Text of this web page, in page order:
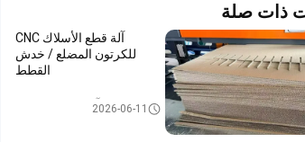
ذات صلة
آلة قطع الأسلاك CNC
للكرتون المضلع / خدش
القطط
آلة الكرتون المموج2026-06-11